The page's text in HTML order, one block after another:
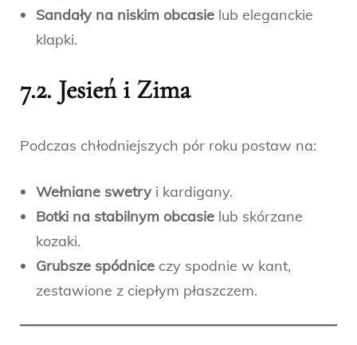
Sandały na niskim obcasie lub eleganckie
klapki.
7.2. Jesień i Zima
Podczas chłodniejszych pór roku postaw na:
Wełniane swetry i kardigany.
Botki na stabilnym obcasie lub skórzane
kozaki.
Grubsze spódnice czy spodnie w kant,
zestawione z ciepłym płaszczem.